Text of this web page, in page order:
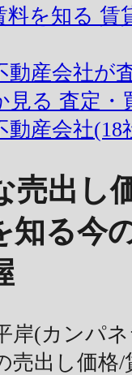
料を知る 賃
動産会社が
見る 査定・
動産会社(18
売出し
知る今
岸(カンパ
売出し価格